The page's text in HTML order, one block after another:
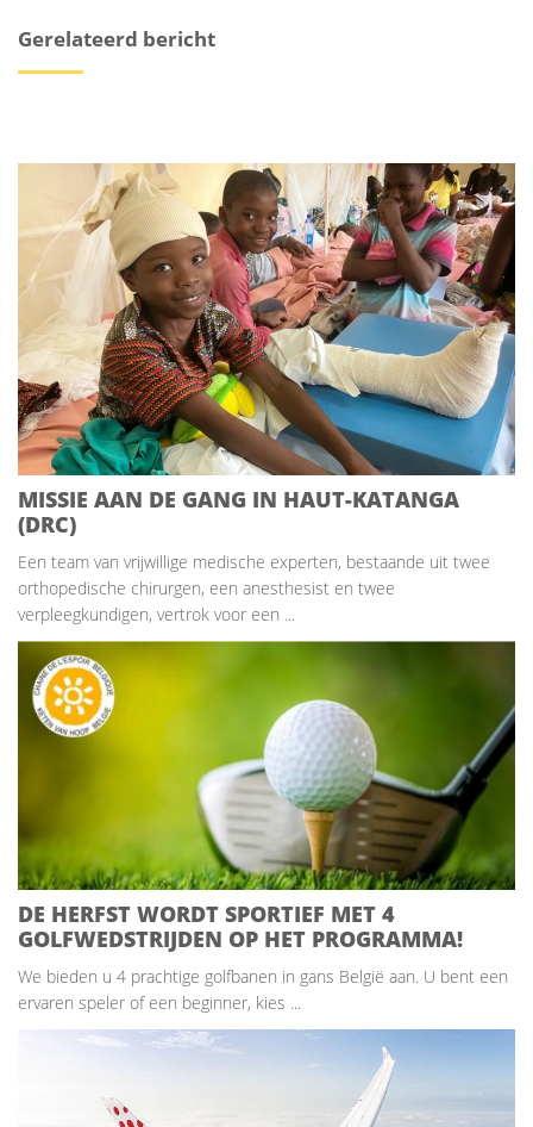
Gerelateerd bericht
MISSIE AAN DE GANG IN HAUT-KATANGA
(DRC)
Een team van vrijwillige medische experten, bestaande uit twee
orthopedische chirurgen, een anesthesist en twee
verpleegkundigen, vertrok voor een ...
DE HERFST WORDT SPORTIEF MET 4
GOLFWEDSTRIJDEN OP HET PROGRAMMA!
We bieden u 4 prachtige golfbanen in gans België aan. U bent een
ervaren speler of een beginner, kies ...